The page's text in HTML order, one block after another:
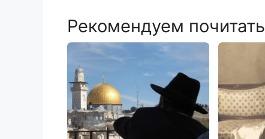
Рекомендуем почитать